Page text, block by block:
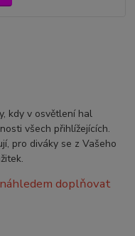
kdy v osvětlení hal
všech přihlížejících.
pro diváky se z Vašeho
doplňovat